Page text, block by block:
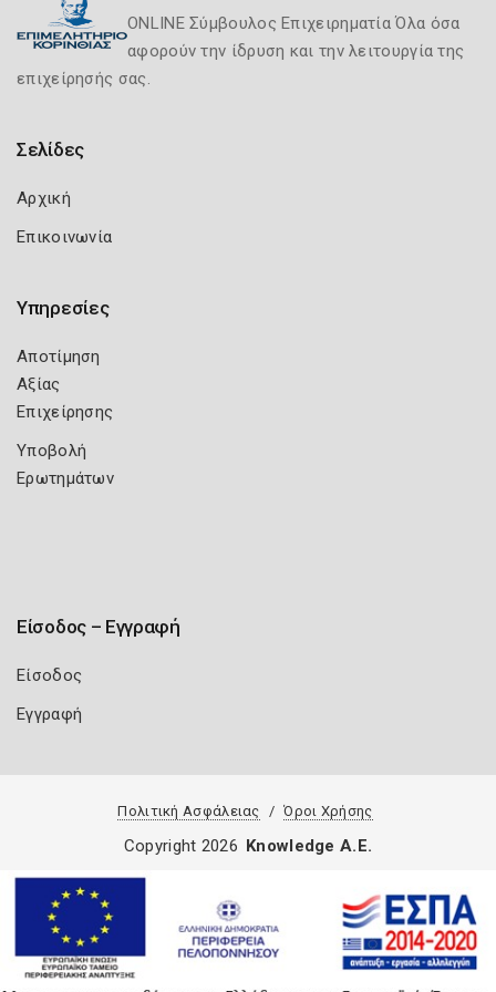
ONLINE Σύμβουλος Επιχειρηματία Όλα όσα
αφορούν την ίδρυση και την λειτουργία της
επιχείρησής σας.
Σελίδες
Αρχική
Επικοινωνία
Υπηρεσίες
Αποτίμηση
Αξίας
Επιχείρησης
Υποβολή
Ερωτημάτων
Είσοδος – Εγγραφή
Είσοδος
Εγγραφή
Πολιτική Ασφάλειας Όροι Χρήσης
Copyright 2026 Knowledge A.E.